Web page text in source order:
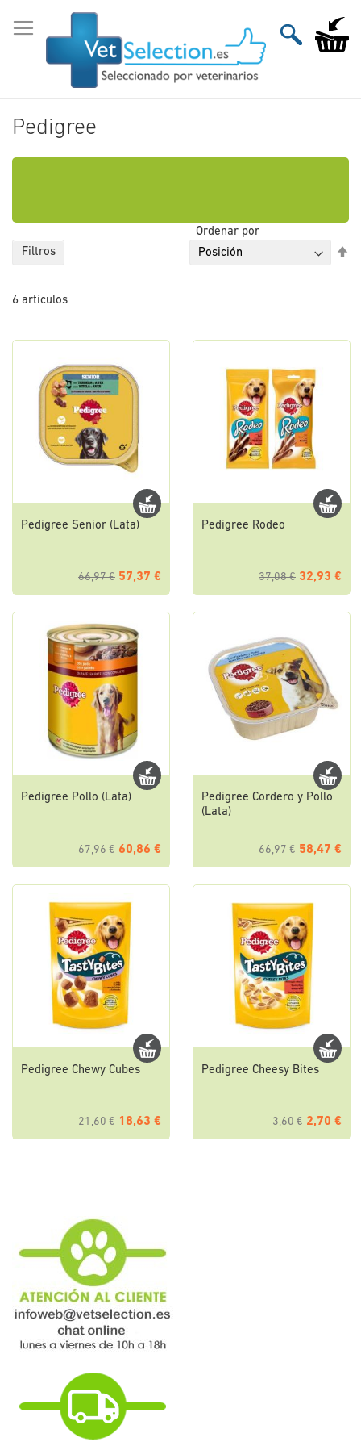
al
contenido
Mi
Pedigree
6 artículos
Ordenar por
Pedigree Senior (Lata)
66,97 € 57,37 €
Pedigree Rodeo
37,08 € 32,93 €
Pedigree Pollo (Lata)
67,96 € 60,86 €
Pedigree Cordero y Pollo
(Lata)
66,97 € 58,47 €
Pedigree Chewy Cubes
21,60 € 18,63 €
Pedigree Cheesy Bites
3,60 € 2,70 €
Filtros